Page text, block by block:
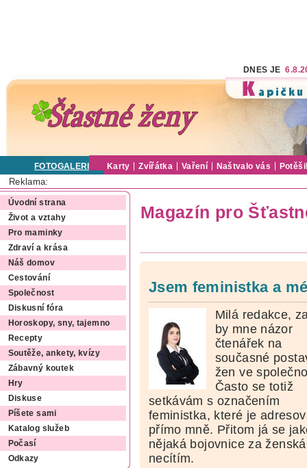
DNES JE
FOTOGALERIE Karty Zvířátka Vaření Naštvalo vás
Reklama:
Úvodní strana
Život a vztahy
Pro maminky
Zdraví a krása
Náš domov
Cestování
Společnost
Diskusní fóra
Horoskopy, sny, tajemno
Recepty
Soutěže, ankety, kvízy
Zábavný koutek
Hry
Diskuse
Píšete sami
Katalog služeb
Počasí
Odkazy
Magazín pro
Jsem feministka a
Milá redakce,
by mne názor
čtenářek na
současné
žen ve
Často se totiž
setkávám s označením
feministka, které je
přímo mně. Přitom já se
nějaká bojovnice za
necítím.